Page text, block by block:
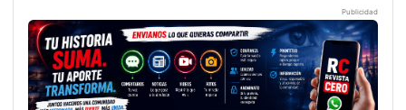
Publicidad